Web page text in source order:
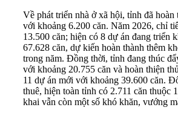
Về phát triển nhà ở xã hội, tỉnh đã hoàn
với khoảng 6.200 căn. Năm 2026, chỉ
13.500 căn; hiện có 8 dự án đang triển
67.628 căn, dự kiến hoàn thành thêm
trong năm. Đồng thời, tỉnh đang thúc
với khoảng 20.755 căn và hoàn thiện
11 dự án mới với khoảng 39.600 căn.
thuê, hiện toàn tỉnh có 2.711 căn thuộc
khai vẫn còn một số khó khăn, vướng